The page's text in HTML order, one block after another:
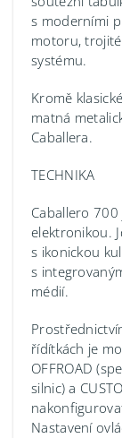
s moderními
motoru,
systému.
Kromě
matná
Caballera.
TECHNIKA
Caballero
elektronikou.
s ikonickou
s
médií.
řídítkách je
OFFROAD
silnic) a
Nastavení